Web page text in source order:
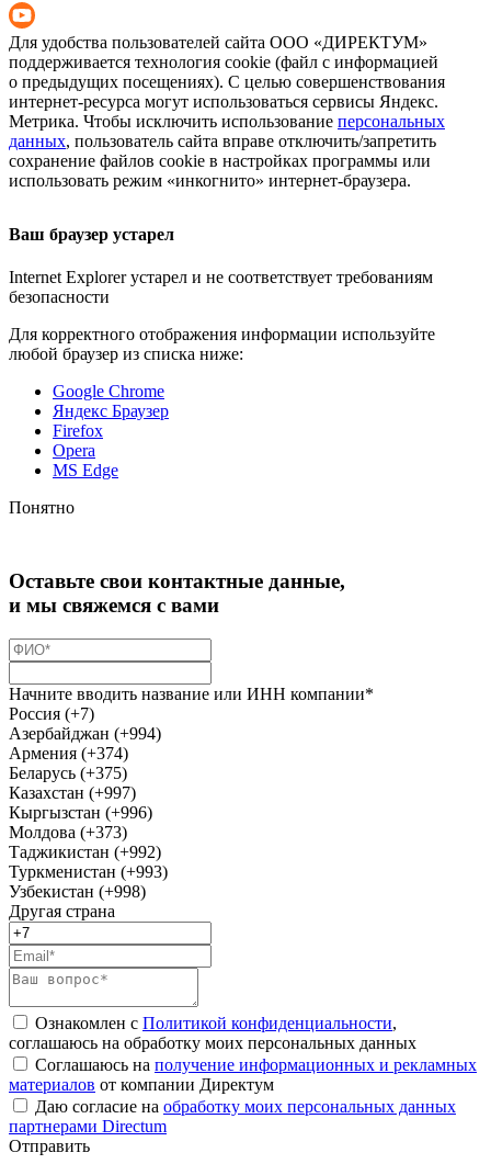
Для удобства пользователей сайта ООО «ДИРЕКТУМ»
поддерживается технология cookie (файл с информацией
о предыдущих посещениях). С целью совершенствования
интернет-ресурса могут использоваться сервисы Яндекс.
Метрика. Чтобы исключить использование персональных
данных, пользователь сайта вправе отключить/запретить
сохранение файлов cookie в настройках программы или
использовать режим «инкогнито» интернет-браузера.
Ваш браузер устарел
Internet Explorer устарел и не соответствует требованиям
безопасности
Для корректного отображения информации используйте
любой браузер из списка ниже:
Google Chrome
Яндекс Браузер
Firefox
Opera
MS Edge
Понятно
Оставьте свои контактные данные,
и мы свяжемся с вами
Начните вводить название или ИНН компании*
Россия (+7)
Азербайджан (+994)
Армения (+374)
Беларусь (+375)
Казахстан (+997)
Кыргызстан (+996)
Молдова (+373)
Таджикистан (+992)
Туркменистан (+993)
Узбекистан (+998)
Другая страна
Ознакомлен с Политикой конфиденциальности,
соглашаюсь на обработку моих персональных данных
Соглашаюсь на получение информационных и рекламных
материалов от компании Директум
Даю согласие на обработку моих персональных данных
партнерами Directum
Отправить